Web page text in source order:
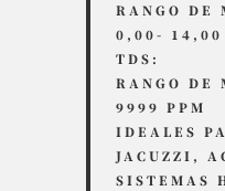
RANGO DE
0,00- 14,00
TDS:
RANGO DE
9999 PPM
IDEALES
JACUZZI,
SISTEMAS